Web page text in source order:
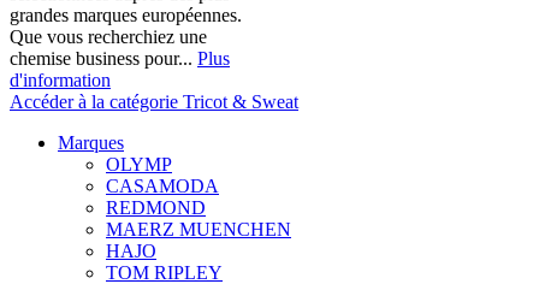
grandes marques européennes.
Que vous recherchiez une
chemise business pour... Plus
d'information
Accéder à la catégorie Tricot & Sweat
Marques
OLYMP
CASAMODA
REDMOND
MAERZ MUENCHEN
HAJO
TOM RIPLEY